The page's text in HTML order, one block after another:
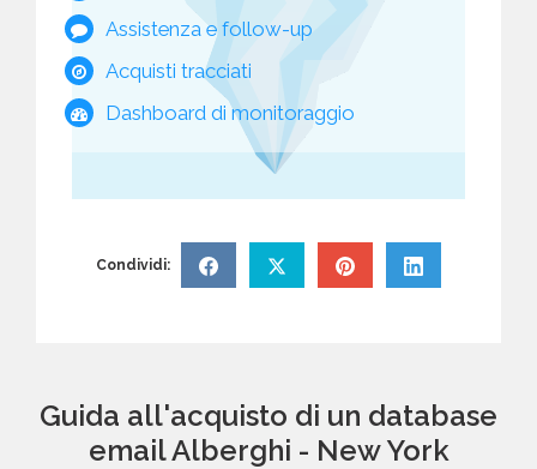
Assistenza e follow-up
Acquisti tracciati
Dashboard di monitoraggio
Condividi:
Guida all'acquisto di un database
email Alberghi - New York